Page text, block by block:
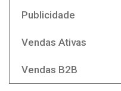
Publicidade
Vendas Ativas
Vendas B2B